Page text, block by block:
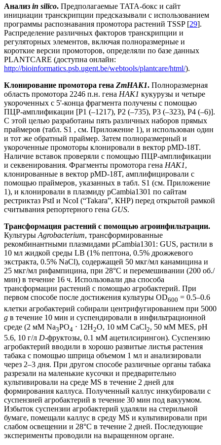
Анализ in silico. Предполагаемые TATA-бокс и сайт
инициации транскрипции предсказывали с использованием
программы распознавания промотора растений TSSP [29].
Распределение различных факторов транскрипции и
регуляторных элементов, включая полноразмерные и
короткие версии промоторов, определяли по базе данных
PLANTCARE (доступна онлайн:
http://bioinformatics.psb.ugent.be/webtools/plantcare/html/).
Клонирование промотора гена ZmHAK1. Полноразмерная
область промотора 2246 п.н. гена HAK1 кукурузы и четыре
укороченных с 5'-конца фрагмента получены с помощью
ПЦР-амплификации [P1 (–1217), P2 (–735), P3 (–323), P4 (–6)].
С этой целью разработаны пять различных наборов прямых
праймеров (табл. S1 , см. Приложение 1), и использован один
и тот же обратный праймер. Затем полноразмерный и
укороченные промоторы клонировали в вектор pMD-18T.
Наличие вставок проверяли с помощью ПЦР-амплификации
и секвенирования. Фрагменты промотора гена HAK1,
клонированные в вектор pMD-18T, амплифицировали с
помощью праймеров, указанных в табл. S1 (см. Приложение
1), и клонировали в плазмиду pCambia1301 по сайтам
рестриктаз PstI и NcoI (“Takara”, КНР) перед открытой рамкой
считывания репортерного гена GUS.
Трансформация растений с помощью агроинфильтрации.
КультурыAgrobacterium, трансформированные
рекомбинантными плазмидами pCambia1301: GUS, растили в
10 мл жидкой среды LB (1% пептона, 0.5% дрожжевого
экстракта, 0.5% NaCl), содержащей 50 мкг/мл канамицина и
25 мкг/мл рифампицина, при 28°С и перемешивании (200 об./
мин) в течение 16 ч. Использовали два способа
трансформации растений с помощью агробактерий. При
первом способе после достижения культуры OD600 = 0.5–0.6
клетки агробактерий собирали центрифугированием при 5000
g в течение 10 мин и суспендировали в инфильтрационной
среде (2 мМ Na3PO4 ⋅ 12H2O, 10 мМ CaCl2, 50 мМ MES, pH
5.6, 10 г/л D-фруктозы, 0.1 мМ ацетилсирингон). Суспензию
агробактерий вводили в хорошо развитые листья растения
табака с помощью шприца объемом 1 мл и анализировали
через 2–3 дня. При другом способе различные органы табака
разрезали на маленькие кусочки и предварительно
культивировали на среде MS в течение 2 дней для
формирования каллуса. Полученный каллус инкубировали с
суспензией агробактерий в течение 30 мин под вакуумом.
Избыток суспензии агробактерий удаляли на стерильной
бумаге, помещали каллус в среду MS и культивировали при
слабом освещении и 28°С в течение 2 дней. Последующие
эксперименты проводили на выращенном органе.